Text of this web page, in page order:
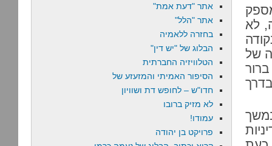
לא
של
מדיניות
אתר "דעת אמת"
אתר "הלל"
בחזרה ללאמיה
הבלוג של "יש דין"
הטלוויזיה החברתית
הסיפור האמיתי והמזעזע של
חדו"ש – לחופש דת ושוויון
לא מזיק ברובו
עמודו!
פרויקט בן יהודה